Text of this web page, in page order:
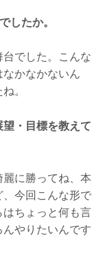
したか。
でした。こんな
かなかないん
。
・目標を教えて
に勝ってね、本
今回こんな形で
ちょっと何も言
やりたいんです